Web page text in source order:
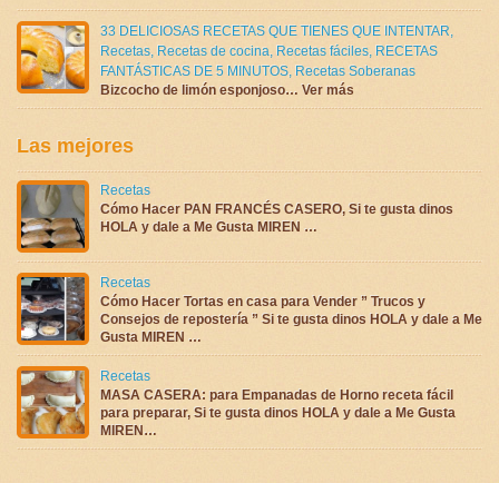
33 DELICIOSAS RECETAS QUE TIENES QUE INTENTAR,
Recetas, Recetas de cocina, Recetas fáciles, RECETAS
FANTÁSTICAS DE 5 MINUTOS, Recetas Soberanas
Bizcocho de limón esponjoso… Ver más
Las mejores
Recetas
Cómo Hacer PAN FRANCÉS CASERO, Si te gusta dinos
HOLA y dale a Me Gusta MIREN …
Recetas
Cómo Hacer Tortas en casa para Vender ” Trucos y
Consejos de repostería ” Si te gusta dinos HOLA y dale a Me
Gusta MIREN …
Recetas
MASA CASERA: para Empanadas de Horno receta fácil
para preparar, Si te gusta dinos HOLA y dale a Me Gusta
MIREN…